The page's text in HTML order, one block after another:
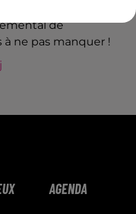
de
ne pas manquer !
AGENDA